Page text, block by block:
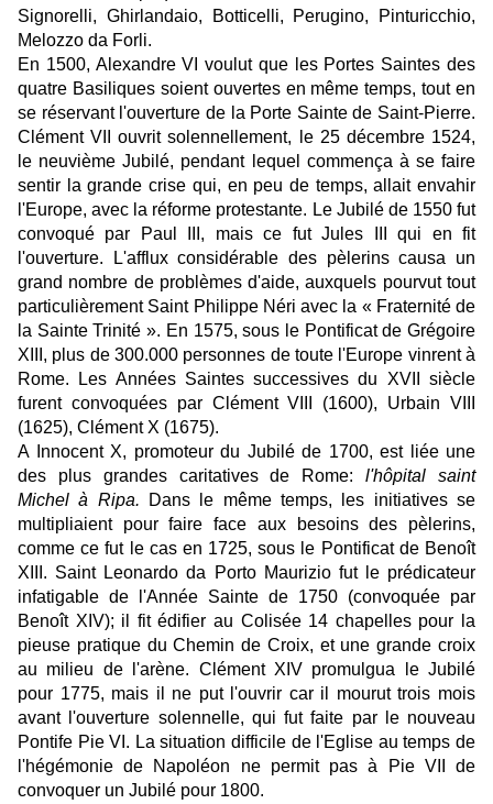
Signorelli, Ghirlandaio, Botticelli, Perugino, Pinturicchio,
Melozzo da Forli.
En 1500, Alexandre VI voulut que les Portes Saintes des
quatre Basiliques soient ouvertes en même temps, tout en
se réservant l'ouverture de la Porte Sainte de Saint-Pierre.
Clément VII ouvrit solennellement, le 25 décembre 1524,
le neuvième Jubilé, pendant lequel commença à se faire
sentir la grande crise qui, en peu de temps, allait envahir
l'Europe, avec la réforme protestante. Le Jubilé de 1550 fut
convoqué par Paul III, mais ce fut Jules III qui en fit
l'ouverture. L'afflux considérable des pèlerins causa un
grand nombre de problèmes d'aide, auxquels pourvut tout
particulièrement Saint Philippe Néri avec la « Fraternité de
la Sainte Trinité ». En 1575, sous le Pontificat de Grégoire
XIII, plus de 300.000 personnes de toute l'Europe vinrent à
Rome. Les Années Saintes successives du XVII siècle
furent convoquées par Clément VIII (1600), Urbain VIII
(1625), Clément X (1675).
A Innocent X, promoteur du Jubilé de 1700, est liée une
des plus grandes caritatives de Rome:l'hôpital saint
Michel à Ripa. Dans le même temps, les initiatives se
multipliaient pour faire face aux besoins des pèlerins,
comme ce fut le cas en 1725, sous le Pontificat de Benoît
XIII. Saint Leonardo da Porto Maurizio fut le prédicateur
infatigable de l'Année Sainte de 1750 (convoquée par
Benoît XIV); il fit édifier au Colisée 14 chapelles pour la
pieuse pratique du Chemin de Croix, et une grande croix
au milieu de l'arène. Clément XIV promulgua le Jubilé
pour 1775, mais il ne put l'ouvrir car il mourut trois mois
avant l'ouverture solennelle, qui fut faite par le nouveau
Pontife Pie VI. La situation difficile de l'Eglise au temps de
l'hégémonie de Napoléon ne permit pas à Pie VII de
convoquer un Jubilé pour 1800.